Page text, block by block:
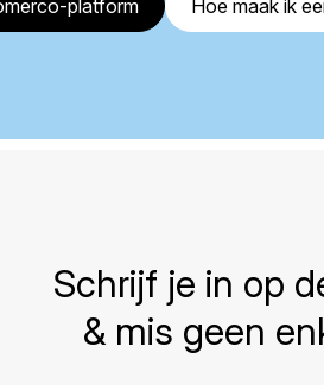
platform Hoe maak ik
Schrijf je in op
& mis geen